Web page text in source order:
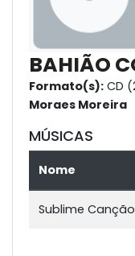
BAHIÃO
Formato(s): CD
Moraes Moreira
MÚSICAS
Nome
Sublime Canção